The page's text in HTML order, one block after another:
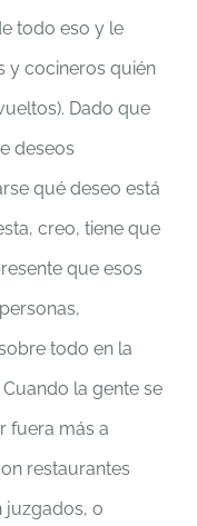
todo eso y le
y cocineros quién
Dado que
deseos
qué deseo está
creo, tiene que
que esos
todo en la
la gente se
fuera más a
restaurantes
juzgados, o